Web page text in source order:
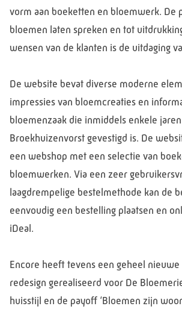
vorm aan boeketten en bloemwerk. De
bloemen laten spreken en tot
wensen van de klanten is de uitdaging
De website bevat diverse moderne
impressies van bloemcreaties en
bloemenzaak die inmiddels enkele
Broekhuizenvorst gevestigd is. De
een webshop met een selectie van
bloemwerken. Via een zeer
laagdrempelige bestelmethode kan de
eenvoudig een bestelling plaatsen en
iDeal.
Encore heeft tevens een geheel
redesign gerealiseerd voor De
huisstijl en de payoff ‘Bloemen zijn